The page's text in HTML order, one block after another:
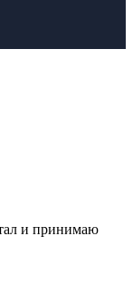
и принимаю